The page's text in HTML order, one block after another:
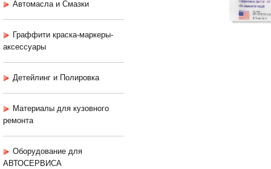
Автомасла и Смазки
Граффити краска-маркеры-
аксессуары
Детейлинг и Полировка
Материалы для кузовного
ремонта
Оборудование для
АВТОСЕРВИСА